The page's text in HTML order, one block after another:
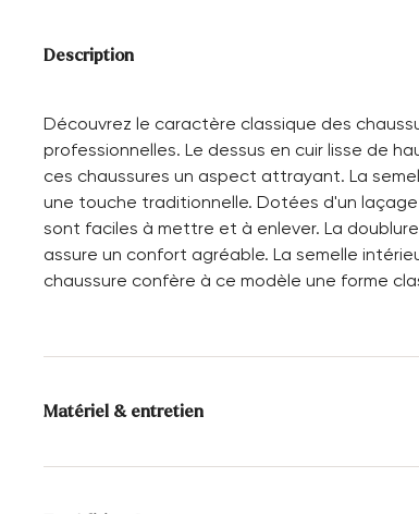
Description
Découvrez le caractère classique des
professionnelles. Le dessus en cuir lisse de
ces chaussures un aspect attrayant. La
une touche traditionnelle. Dotées d'un
sont faciles à mettre et à enlever. La
assure un confort agréable. La semelle
chaussure confère à ce modèle une forme
Matériel & entretien
Taille de production: Tailles